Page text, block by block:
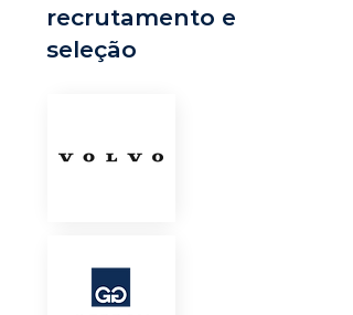
recrutamento e
seleção